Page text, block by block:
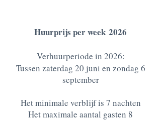
Huurprijs per week 2026
​Verhuurperiode in 2026:
Tussen zaterdag 20 juni en zondag 6
september
Het minimale verblijf is 7 nachten
Het maximale aantal gasten 8